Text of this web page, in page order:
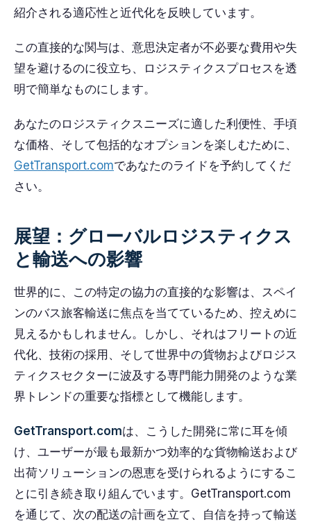
紹介される適応性と近代化を反映しています。
この直接的な関与は、意思決定者が不必要な費用や失
望を避けるのに役立ち、ロジスティクスプロセスを透
明で簡単なものにします。
あなたのロジスティクスニーズに適した利便性、手頃
な価格、そして包括的なオプションを楽しむために、
GetTransport.comであなたのライドを予約してくだ
さい。
展望：グローバルロジスティクス
と輸送への影響
世界的に、この特定の協力の直接的な影響は、スペイ
ンのバス旅客輸送に焦点を当てているため、控えめに
見えるかもしれません。しかし、それはフリートの近
代化、技術の採用、そして世界中の貨物およびロジス
ティクスセクターに波及する専門能力開発のような業
界トレンドの重要な指標として機能します。
GetTransport.comは、こうした開発に常に耳を傾
け、ユーザーが最も最新かつ効率的な貨物輸送および
出荷ソリューションの恩恵を受けられるようにするこ
とに引き続き取り組んでいます。GetTransport.com
を通じて、次の配送の計画を立て、自信を持って輸送